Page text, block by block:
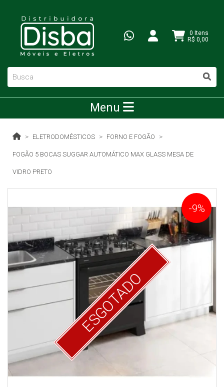
0 Itens
R$ 0,00
Menu
ELETRODOMÉSTICOS FORNO E FOGÃO
FOGÃO 5 BOCAS SUGGAR AUTOMÁTICO MAX GLASS MESA DE
VIDRO PRETO
ESGOTADO
-9%